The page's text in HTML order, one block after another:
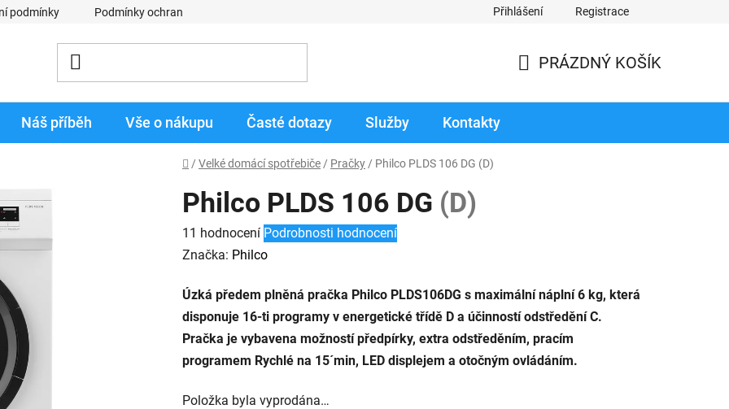
podmínky Podmínky ochrany osobních údajů Obchodní podmínky prodloužené záruky Reklamace zboží v záruční době
Přihlášení Registrace
PRÁZDNÝ KOŠÍK
Náš příběh Vše o nákupu Časté dotazy Služby Kontakty
Domů
/ Velké domácí spotřebiče / Pračky / Philco PLDS 106 DG (D)
Philco PLDS 106 DG (D)
Průměrné
hodnocení
je
3,2
z
5
11 hodnocení Podrobnosti hodnocení
Značka: Philco
Úzká předem plněná pračka Philco PLDS106DG s maximální náplní 6 kg, která
disponuje 16-ti programy v energetické třídě D a účinností odstředění C.
Pračka je vybavena možností předpírky, extra odstředěním, pracím
programem Rychlé na 15´min, LED displejem a otočným ovládáním.
Položka byla vyprodána…